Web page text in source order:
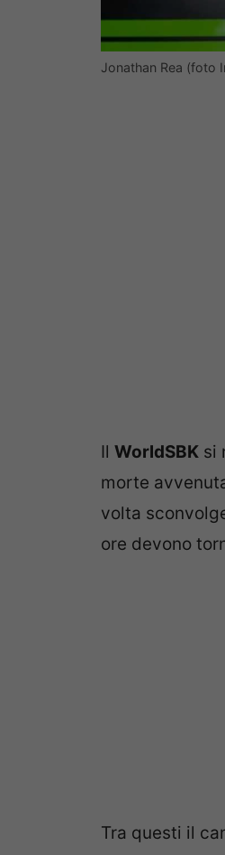
Jonathan Rea (foto
Il WorldSBK si
morte
volta
ore devono
Tra questi il